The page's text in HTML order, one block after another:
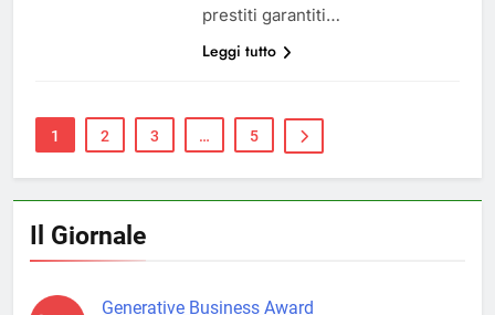
prestiti garantiti…
Leggi tutto
1 2 3 … 5
Il Giornale
Generative Business Award